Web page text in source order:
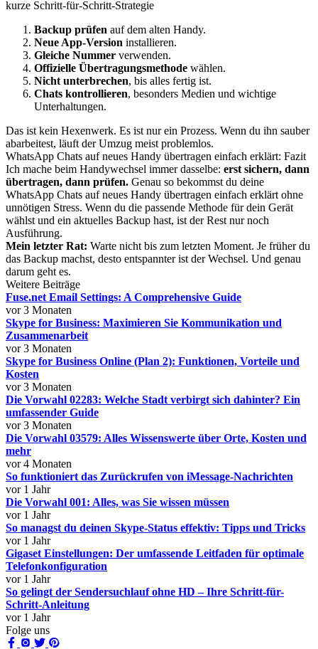
kurze Schritt-für-Schritt-Strategie
Backup prüfen auf dem alten Handy.
Neue App-Version installieren.
Gleiche Nummer verwenden.
Offizielle Übertragungsmethode wählen.
Nicht unterbrechen, bis alles fertig ist.
Chats kontrollieren, besonders Medien und wichtige
Unterhaltungen.
Das ist kein Hexenwerk. Es ist nur ein Prozess. Wenn du ihn sauber
abarbeitest, läuft der Umzug meist problemlos.
WhatsApp Chats auf neues Handy übertragen einfach erklärt: Fazit
Ich mache beim Handywechsel immer dasselbe: erst sichern, dann
übertragen, dann prüfen. Genau so bekommst du deine
WhatsApp Chats auf neues Handy übertragen einfach erklärt ohne
unnötigen Stress. Wenn du die passende Methode für dein Gerät
wählst und ein aktuelles Backup hast, ist der Rest nur noch
Ausführung.
Mein letzter Rat: Warte nicht bis zum letzten Moment. Je früher du
das Backup machst, desto entspannter ist der Wechsel. Und genau
darum geht es.
Weitere Beiträge
Fuse.net Email Settings: A Comprehensive Guide
vor 3 Monaten
Skype for Business: Maximieren Sie Kommunikation und
Zusammenarbeit
vor 3 Monaten
Skype for Business Online (Plan 2): Funktionen, Vorteile und
Kosten
vor 3 Monaten
Die Vorwahl 02283: Welche Stadt verbirgt sich dahinter? Ein
umfassender Guide
vor 3 Monaten
Die Vorwahl 03579: Alles Wissenswerte über Orte, Kosten und
mehr
vor 4 Monaten
So funktioniert das Zurückrufen von iMessage-Nachrichten
vor 1 Jahr
Die Vorwahl 001: Alles, was Sie wissen müssen
vor 1 Jahr
So managst du deinen Skype-Status effektiv: Tipps und Tricks
vor 1 Jahr
Gigaset Einstellungen: Der umfassende Leitfaden für optimale
Telefonkonfiguration
vor 1 Jahr
So gelingt der Sendersuchlauf ohne HD – Ihre Schritt-für-
Schritt-Anleitung
vor 1 Jahr
Folge uns